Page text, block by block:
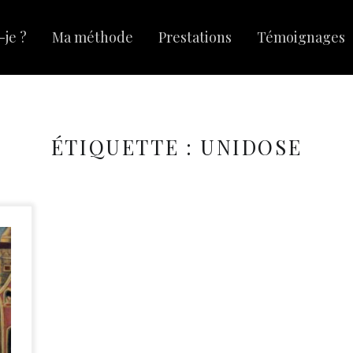
? Ma méthode Prestations Témoignages
ÉTIQUETTE : UNIDOSE